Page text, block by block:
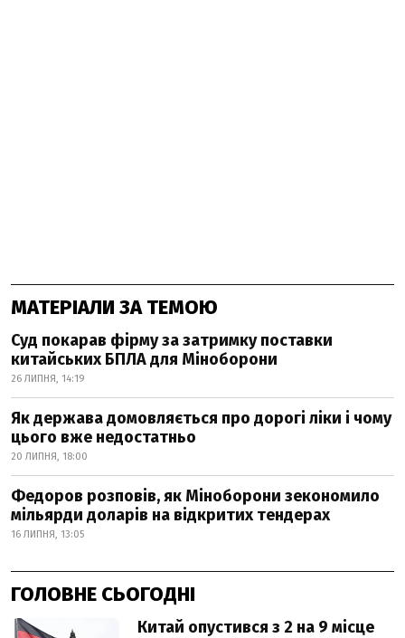
МАТЕРІАЛИ ЗА ТЕМОЮ
Суд покарав фірму за затримку поставки
китайських БПЛА для Міноборони
26 ЛИПНЯ, 14:19
Як держава домовляється про дорогі ліки і чому
цього вже недостатньо
20 ЛИПНЯ, 18:00
Федоров розповів, як Міноборони зекономило
мільярди доларів на відкритих тендерах
16 ЛИПНЯ, 13:05
ГОЛОВНЕ СЬОГОДНІ
Китай опустився з 2 на 9 місце